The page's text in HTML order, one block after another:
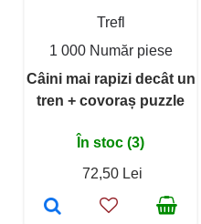
Trefl
1 000 Număr piese
Câini mai rapizi decât un
tren + covoraș puzzle
În stoc (3)
72,50 Lei